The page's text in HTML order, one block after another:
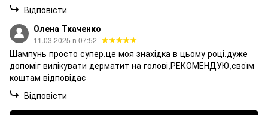
Відповісти
Олена Ткаченко
11.03.2025 в 07:52
Шампунь просто супер,це моя знахідка в цьому році,дуже
допоміг вилікувати дерматит на голові,РЕКОМЕНДУЮ,своїм
коштам відповідає
Відповісти